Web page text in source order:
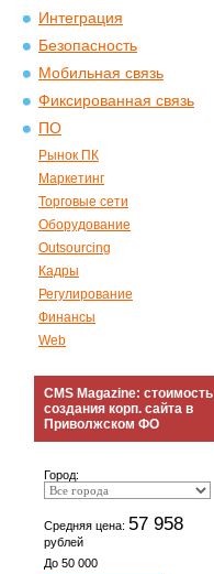
Интеграция
Безопасность
Мобильная связь
Фиксированная связь
ПО
Рынок ПК
Маркетинг
Торговые сети
Оборудование
Outsourcing
Кадры
Регулирование
Финансы
Web
CMS Magazine: стоимость
создания корп. сайта в
Приволжском ФО
Город:
Средняя цена: 57 958
рублей
До 50 000